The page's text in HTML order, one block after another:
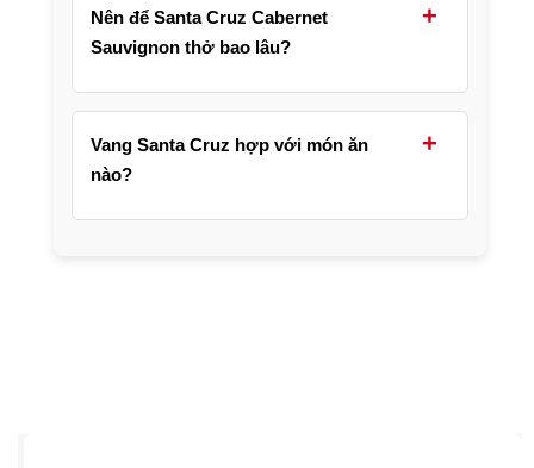
phẩm chính hãng và được tư vấn về hương vị
cũng như cách phối món.
Nên để Santa Cruz Cabernet
Sauvignon thở bao lâu?
+
cây và gỗ sồi bung tỏa rõ hơn, vị cũng mềm
mại hơn.
Vang Santa Cruz hợp với món ăn
nào?
+